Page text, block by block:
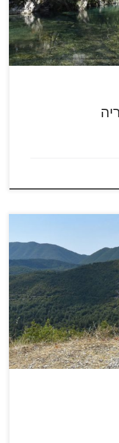
לתנועת אדם עם חמור
של האיים, החבל
והכפרים שבו הנקראים "כפרי-זגוריה" (ZGOROCHORIA), אוסף של
אנשים ומספרים סיפור
זגוריה משתרע על פני
של יוון, גובל בצידו הצפוני
מחורץ בערוצים עמוקים